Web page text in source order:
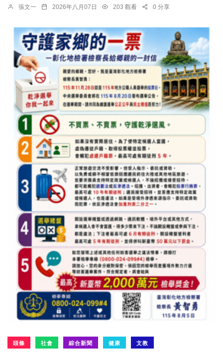
張文一 2026年八月07日 203 觀看 0 分享
頭條 社會 綜合新聞 健康 文教